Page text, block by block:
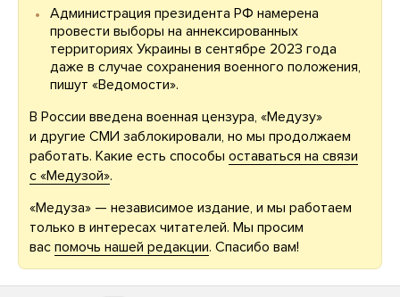
Администрация президента РФ намерена
провести выборы на аннексированных
территориях Украины в сентябре 2023 года
даже в случае сохранения военного положения,
пишут «Ведомости».
В России введена военная цензура, «Медузу»
и другие СМИ заблокировали, но мы продолжаем
работать. Какие есть способы оставаться на связи
с «Медузой».
«Медуза» — независимое издание, и мы работаем
только в интересах читателей. Мы просим
вас помочь нашей редакции. Спасибо вам!